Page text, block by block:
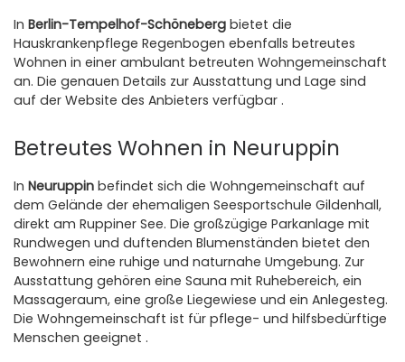
In Berlin-Tempelhof-Schöneberg bietet die
Hauskrankenpflege Regenbogen ebenfalls betreutes
Wohnen in einer ambulant betreuten Wohngemeinschaft
an. Die genauen Details zur Ausstattung und Lage sind
auf der Website des Anbieters verfügbar .
Betreutes Wohnen in Neuruppin
In Neuruppin befindet sich die Wohngemeinschaft auf
dem Gelände der ehemaligen Seesportschule Gildenhall,
direkt am Ruppiner See. Die großzügige Parkanlage mit
Rundwegen und duftenden Blumenständen bietet den
Bewohnern eine ruhige und naturnahe Umgebung. Zur
Ausstattung gehören eine Sauna mit Ruhebereich, ein
Massageraum, eine große Liegewiese und ein Anlegesteg.
Die Wohngemeinschaft ist für pflege- und hilfsbedürftige
Menschen geeignet .